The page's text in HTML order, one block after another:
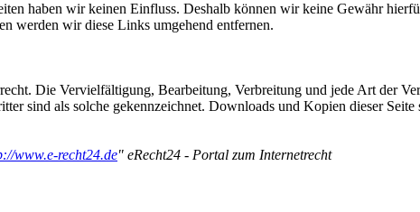
haben wir keinen Einfluss. Deshalb können wir keine Gewähr
werden wir diese Links umgehend entfernen.
Die Vervielfältigung, Bearbeitung, Verbreitung und jede Art der
sind als solche gekennzeichnet. Downloads und Kopien dieser
www.e-recht24.de" eRecht24 - Portal zum Internetrecht